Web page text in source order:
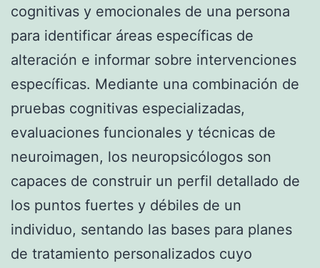
cognitivas y emocionales de una persona
para identificar áreas específicas de
alteración e informar sobre intervenciones
específicas. Mediante una combinación de
pruebas cognitivas especializadas,
evaluaciones funcionales y técnicas de
neuroimagen, los neuropsicólogos son
capaces de construir un perfil detallado de
los puntos fuertes y débiles de un
individuo, sentando las bases para planes
de tratamiento personalizados cuyo